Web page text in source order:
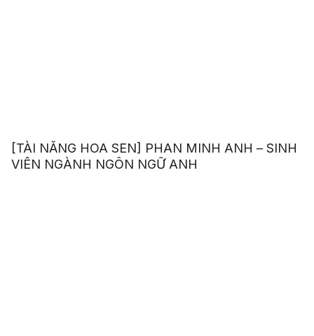
[TÀI NĂNG HOA SEN] PHAN MINH ANH – SINH
VIÊN NGÀNH NGÔN NGỮ ANH